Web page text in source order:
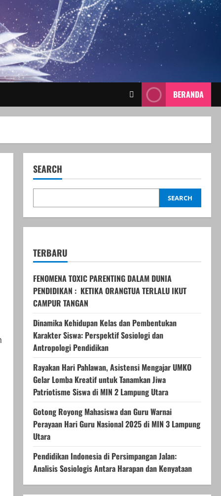
BERANDA
SEARCH
SEARCH
TERBARU
FENOMENA TOXIC PARENTING DALAM DUNIA
PENDIDIKAN : KETIKA ORANGTUA TERLALU IKUT
CAMPUR TANGAN
Dinamika Kehidupan Kelas dan Pembentukan
Karakter Siswa: Perspektif Sosiologi dan
Antropologi Pendidikan
Rayakan Hari Pahlawan, Asistensi Mengajar UMKO
Gelar Lomba Kreatif untuk Tanamkan Jiwa
Patriotisme Siswa di MIN 2 Lampung Utara
Gotong Royong Mahasiswa dan Guru Warnai
Perayaan Hari Guru Nasional 2025 di MIN 3 Lampung
Utara
Pendidikan Indonesia di Persimpangan Jalan:
Analisis Sosiologis Antara Harapan dan Kenyataan